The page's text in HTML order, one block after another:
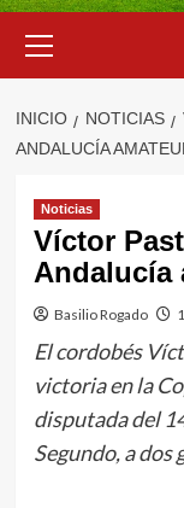
primario
INICIO NOTICIAS
ANDALUCÍA
Noticias
Víctor
Andalucía
Basilio Rogado
El cordobés
victoria en la
disputada del
Segundo, a dos